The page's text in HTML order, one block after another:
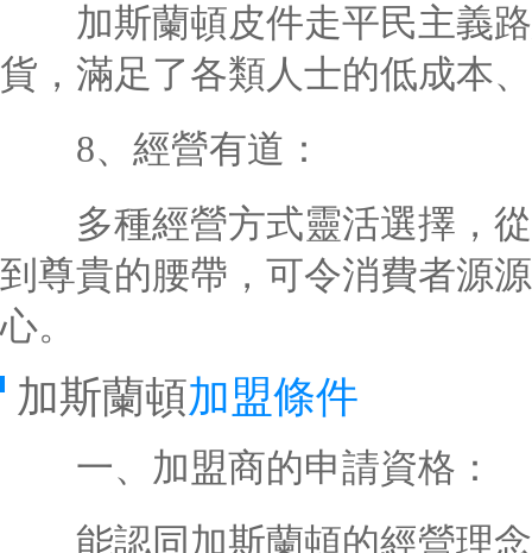
加斯蘭頓皮件走平民主義路
貨，滿足了各類人士的低成本
8、經營有道：
多種經營方式靈活選擇，從
到尊貴的腰帶，可令消費者源
心。
加斯蘭頓加盟條件
一、加盟商的申請資格：
能認同加斯蘭頓的經營理念